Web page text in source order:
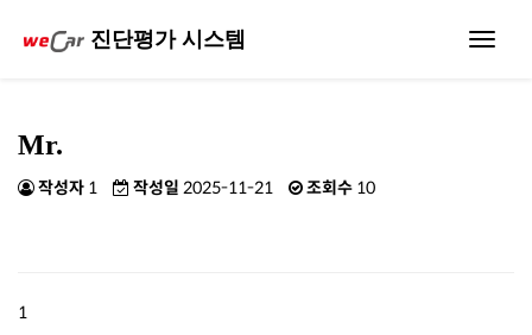
Toggle
진단평가 시스템
Mr.
작성자 1 작성일 2025-11-21 조회수 10
1